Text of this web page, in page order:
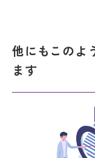
他にもこのよ
ます